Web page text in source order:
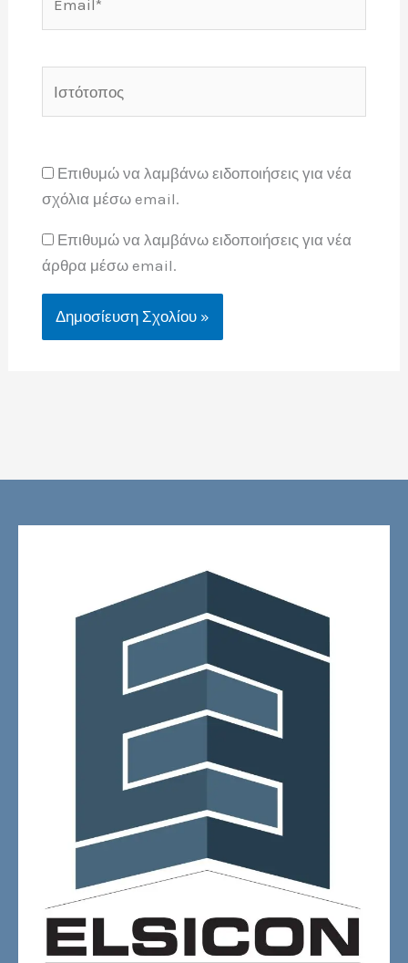
Επιθυμώ να λαμβάνω ειδοποιήσεις για νέα
σχόλια μέσω email.
Επιθυμώ να λαμβάνω ειδοποιήσεις για νέα
άρθρα μέσω email.